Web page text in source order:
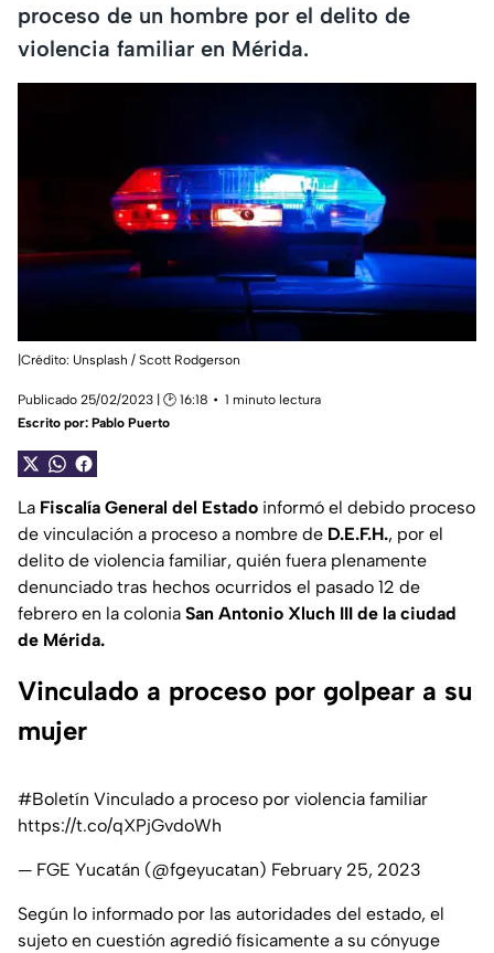
proceso de un hombre por el delito de
violencia familiar en Mérida.
|Crédito: Unsplash / Scott Rodgerson
Publicado 25/02/2023 | 🕑 16:18
1 minuto lectura
Escrito por: Pablo Puerto
La Fiscalía General del Estado informó el debido proceso
de vinculación a proceso a nombre de D.E.F.H., por el
delito de violencia familiar, quién fuera plenamente
denunciado tras hechos ocurridos el pasado 12 de
febrero en la colonia San Antonio Xluch III de la ciudad
de Mérida.
Vinculado a proceso por golpear a su
mujer
#Boletín Vinculado a proceso por violencia familiar
https://t.co/qXPjGvdoWh
— FGE Yucatán (@fgeyucatan) February 25, 2023
Según lo informado por las autoridades del estado, el
sujeto en cuestión agredió físicamente a su cónyuge